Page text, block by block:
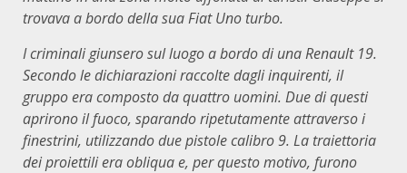
trovava a bordo della sua Fiat Uno turbo.
I criminaligiunserosul luogo a bordo di una Renault 19.
Secondo le dichiarazioni raccolte dagli inquirenti, il
gruppo era composto da quattro uomini. Due diquesti
aprirono il fuoco, sparandoripetutamente attraverso i
finestrini, utilizzando due pistole calibro 9. La traiettoria
dei proiettili era obliqua e, per questo motivo, furono